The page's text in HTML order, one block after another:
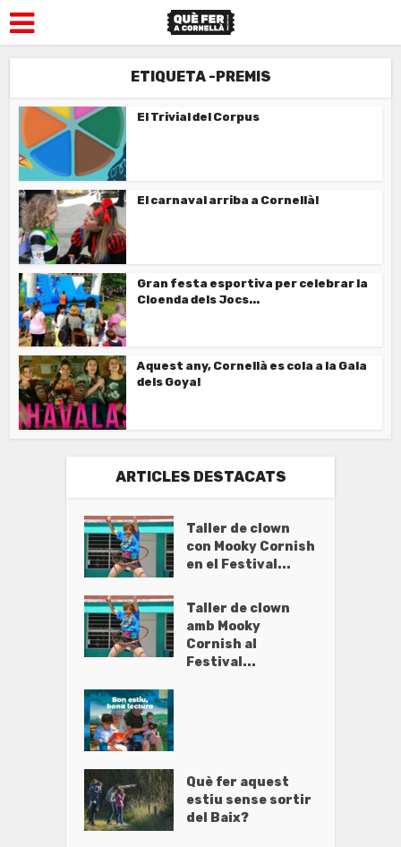
ETIQUETA -PREMIS
El Trivial del Corpus
El carnaval arriba a Cornellà!
Gran festa esportiva per celebrar la
Cloenda dels Jocs...
Aquest any, Cornellà es cola a la Gala
dels Goya!
ARTICLES DESTACATS
Taller de clown
con Mooky Cornish
en el Festival...
Taller de clown
amb Mooky
Cornish al
Festival...
Què fer aquest
estiu sense sortir
del Baix?